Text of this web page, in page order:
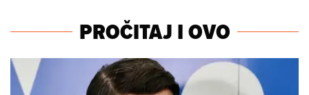
PROČITAJ I OVO